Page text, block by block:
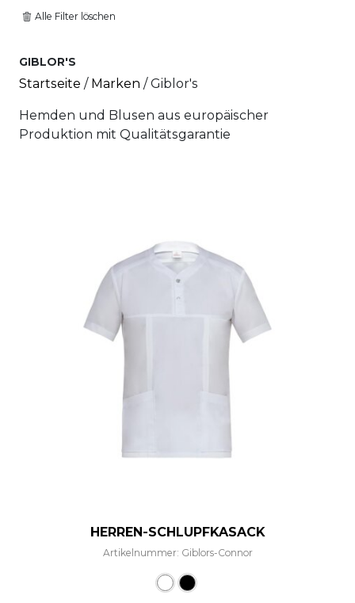
Alle Filter löschen
GIBLOR'S
Startseite / Marken / Giblor's
Hemden und Blusen aus europäischer
Produktion mit Qualitätsgarantie
HERREN-SCHLUPFKASACK
Artikelnummer: Giblors-Connor